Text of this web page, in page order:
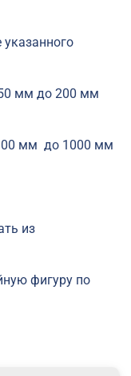
указанного
мм до 200 мм
мм до 1000 мм
из
фигуру по